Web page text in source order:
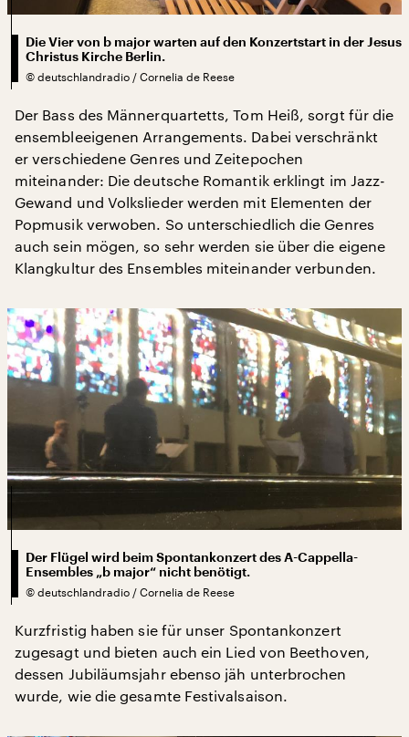
Die Vier von b major warten auf den Konzertstart in der Jesus
Christus Kirche Berlin.
© deutschlandradio / Cornelia de Reese
Der Bass des Männerquartetts, Tom Heiß, sorgt für die
ensembleeigenen Arrangements. Dabei verschränkt
er verschiedene Genres und Zeitepochen
miteinander: Die deutsche Romantik erklingt im Jazz-
Gewand und Volkslieder werden mit Elementen der
Popmusik verwoben. So unterschiedlich die Genres
auch sein mögen, so sehr werden sie über die eigene
Klangkultur des Ensembles miteinander verbunden.
Der Flügel wird beim Spontankonzert des A-Cappella-
Ensembles „b major“ nicht benötigt.
© deutschlandradio / Cornelia de Reese
Kurzfristig haben sie für unser Spontankonzert
zugesagt und bieten auch ein Lied von Beethoven,
dessen Jubiläumsjahr ebenso jäh unterbrochen
wurde, wie die gesamte Festivalsaison.